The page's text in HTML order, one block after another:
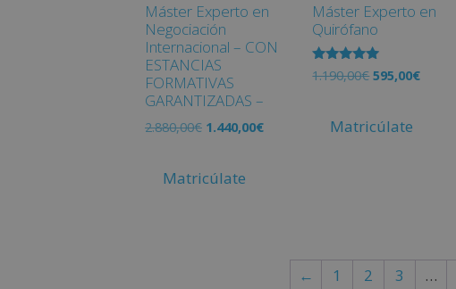
Máster Experto en
Negociación
Internacional – CON
ESTANCIAS
FORMATIVAS
GARANTIZADAS –
2.880,00€ 1.440,00€
Matricúlate
Máster Experto en
Quirófano
Valorado
con
1.190,00€ 595,00€
Matricúlate
← 1 2 3 …